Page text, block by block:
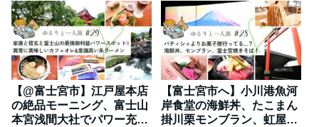
【@富士宮市】江戸屋本店
の絶品モーニング、富士山
本宮浅間大社でパワー充
【富士宮市へ】小川港魚河
岸食堂の海鮮丼、たこまん
掛川栗モンブラン、虹屋ミ